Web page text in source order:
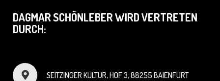
DAGMAR SCHÖNLEBER WIRD VERTRETEN
DURCH:
SEITZINGER KULTUR, HOF 3, 88255 BAIENFURT